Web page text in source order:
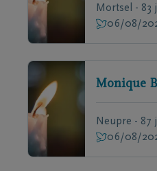
Mortsel - 83
06/08/
Monique
Neupre - 87
06/08/